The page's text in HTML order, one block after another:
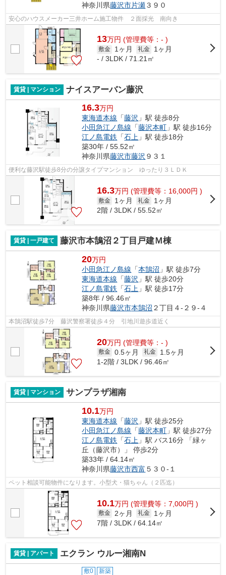
神奈川県藤沢市片瀬３９０
安心のハウスメーカー三井ホーム施工物件 ２面採光 南向き
13万円 (管理費等：- )
敷金 1ヶ月 礼金
1ヶ月
- / 3LDK / 71.21㎡
賃貸 | マンション ナイスアーバン藤沢
16.3万円
東海道本線 「藤沢 」駅 徒歩8分
小田急江ノ島線 「藤沢本町 」駅 徒歩16分
江ノ島電鉄 「石上 」駅 徒歩18分
築30年 / 55.52㎡
神奈川県藤沢市藤沢 ９３１
便利な藤沢駅徒歩8分の分譲タイプマンション ゆったり３ＬＤＫ
16.3万円 (管理費等：16,000円 )
敷金 1ヶ月 礼金
1ヶ月
2階 / 3LDK / 55.52㎡
賃貸 | 一戸建て 藤沢市本鵠沼２丁目戸建Ｍ棟
20万円
小田急江ノ島線 「本鵠沼 」駅 徒歩7分
東海道本線 「藤沢 」駅 徒歩20分
江ノ島電鉄 「石上 」駅 徒歩17分
築8年 / 96.46㎡
神奈川県藤沢市本鵠沼 ２丁目４-２９-４
本鵠沼駅徒歩7分 藤沢警察署徒歩４分 引地川遊歩道近く
20万円 (管理費等：- )
敷金 0.5ヶ月 礼金
1.5ヶ月
1-2階 / 3LDK / 96.46㎡
賃貸 | マンション サンプラザ湘南
10.1万円
東海道本線 「藤沢 」駅 徒歩25分
小田急江ノ島線 「藤沢本町 」駅 徒歩27分
江ノ島電鉄 「石上 」駅 バス16分 「緑ヶ
丘（藤沢市）」 停歩2分
築33年 / 64.14㎡
神奈川県藤沢市西富 ５３０-１
ペット相談可能物件になります。小型犬・猫ちゃん（２匹迄）
10.1万円 (管理費等：7,000円 )
敷金 2ヶ月 礼金
1ヶ月
7階 / 3LDK / 64.14㎡
賃貸 | アパート エクラン ウルー湘南N
敷0 新築